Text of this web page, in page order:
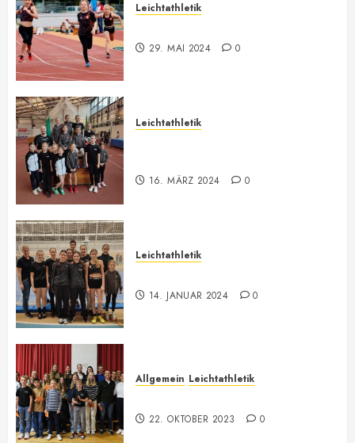
Leichtathletik
29. MAI 2024 0
Leichtathletik
16. MÄRZ 2024 0
Leichtathletik
14. JANUAR 2024 0
Allgemein Leichtathletik
22. OKTOBER 2023 0